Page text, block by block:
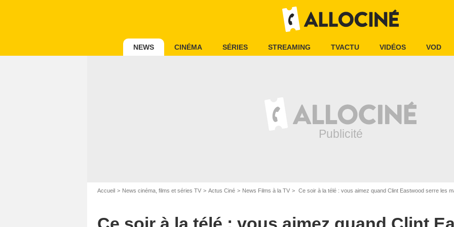
NEWS CINÉMA SÉRIES STREAMING TVACTU VIDÉOS VOD
Accueil News cinéma, films et séries TV Actus Ciné News Films à la TV Ce soir à la télé : vous aimez quand Clint Eastwood serre les mâchoires du début